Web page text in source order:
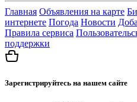
Главная Объявления на карте
интернете Погода Новости
Правила сервиса
поддержки
Зарегистрируйтесь на нашем сайте